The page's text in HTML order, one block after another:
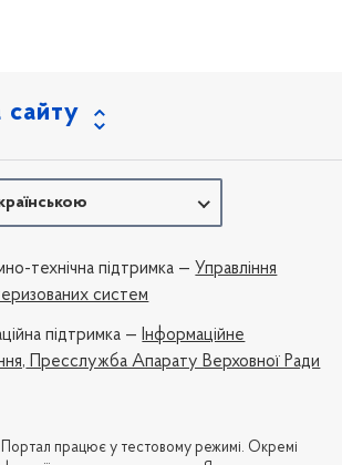
сайту
технічна підтримка — Управління
систем
підтримка —Інформаційне
Пресслужба Апарату Верховної Ради
Портал працює у тестовому режимі. Окремі